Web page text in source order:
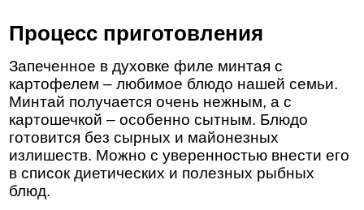
Процесс приготовления
Запеченное в духовке филе минтая с
картофелем – любимое блюдо нашей семьи.
Минтай получается очень нежным, а с
картошечкой – особенно сытным. Блюдо
готовится без сырных и майонезных
излишеств. Можно с уверенностью внести его
в список диетических и полезных рыбных
блюд.